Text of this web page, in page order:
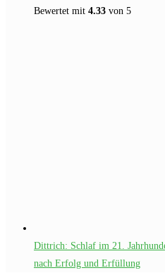
Bewertet mit 4.33 von 5
Dittrich: Schlaf im 21.
nach Erfolg und Erfüllung